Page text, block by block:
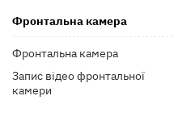
Фронтальна камера
Фронтальна камера
Запис відео фронтальної
камери